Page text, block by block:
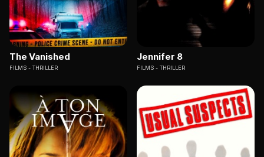
The Vanished
FILMS THRILLER
Jennifer 8
FILMS THRILLER